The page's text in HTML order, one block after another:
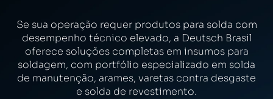
Se sua operação requer produtos para solda com
desempenho técnico elevado, a Deutsch Brasil
oferece soluções completas em insumos para
soldagem, com portfólio especializado em solda
de manutenção, arames, varetas contra desgaste
e solda de revestimento.